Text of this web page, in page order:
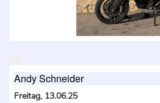
Andy Schneider
Freitag, 13.06.25